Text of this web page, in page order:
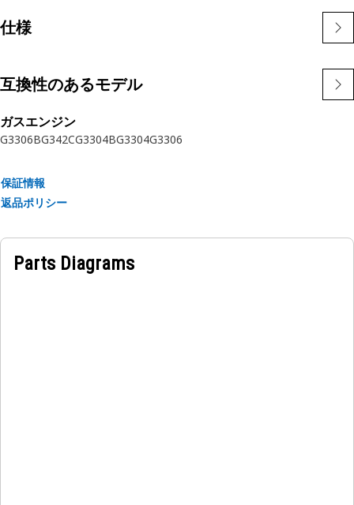
バランスの取れた電気系統の一部として設計されています。各
ユニットは厳密にテストされており，Cat純正品の品質と信頼
間を最小限に抑えることができます。Catディーゼルエンジン
のすべての部品には12か月の完全保証が付いています。
限に抑えることができます。
仕様
互換性のあるモデル
ガスエンジン
G3306BG342CG3304BG3304G3306
保証情報
返品ポリシー
Parts Diagrams